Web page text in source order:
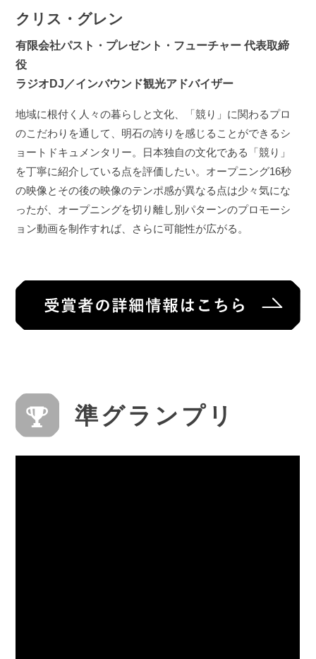
クリス・グレン
有限会社パスト・プレゼント・フューチャー 代表取締
役
ラジオDJ／インバウンド観光アドバイザー
地域に根付く人々の暮らしと文化、「競り」に関わるプロ
のこだわりを通して、明石の誇りを感じることができるシ
ョートドキュメンタリー。日本独自の文化である「競り」
を丁寧に紹介している点を評価したい。オープニング16秒
の映像とその後の映像のテンポ感が異なる点は少々気にな
ったが、オープニングを切り離し別パターンのプロモーシ
ョン動画を制作すれば、さらに可能性が広がる。
準グランプリ